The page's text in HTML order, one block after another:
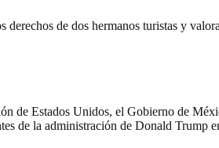
de dos hermanos turistas y
de Estados Unidos, el Gobierno de
de la administración de Donald Trump